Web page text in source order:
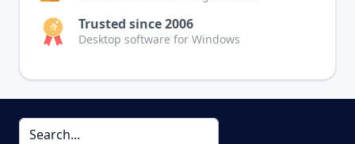
Trusted since 2006
Desktop software for Windows